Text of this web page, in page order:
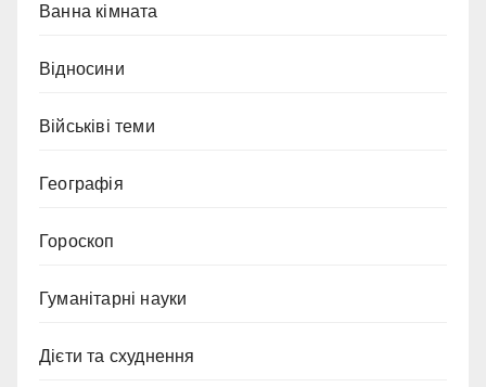
Ванна кімната
Відносини
Військіві теми
Географія
Гороскоп
Гуманітарні науки
Дієти та схуднення